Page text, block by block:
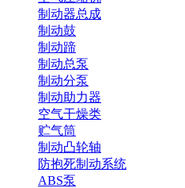
制动器总成
制动鼓
制动蹄
制动总泵
制动分泵
制动助力器
空气干燥类
贮气筒
制动凸轮轴
防抱死制动系统
ABS泵